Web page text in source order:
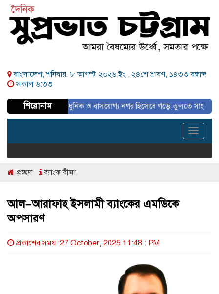
বাংলাদেশ, শনিবার, ৮ আগস্ট ২০২৬ ইং , ২৪শে শ্রাবণ, ১৪৩৩ বঙ্গাব্দ
সকাল ৬:৩৩
শিরোনাম
পরিকল্পিত, আধুনিক ও বাসযোগ্য নগর হিসেবে গড়ে তুলতে সাংবাদিকদের
Toggle
প্রচ্ছদ ব্যাংক বীমা
আল–আরাফাহ ইসলামী ব্যাংকের এমডিকে
অপসারণ
প্রকাশের সময় :27 October, 2025 11:48 : PM